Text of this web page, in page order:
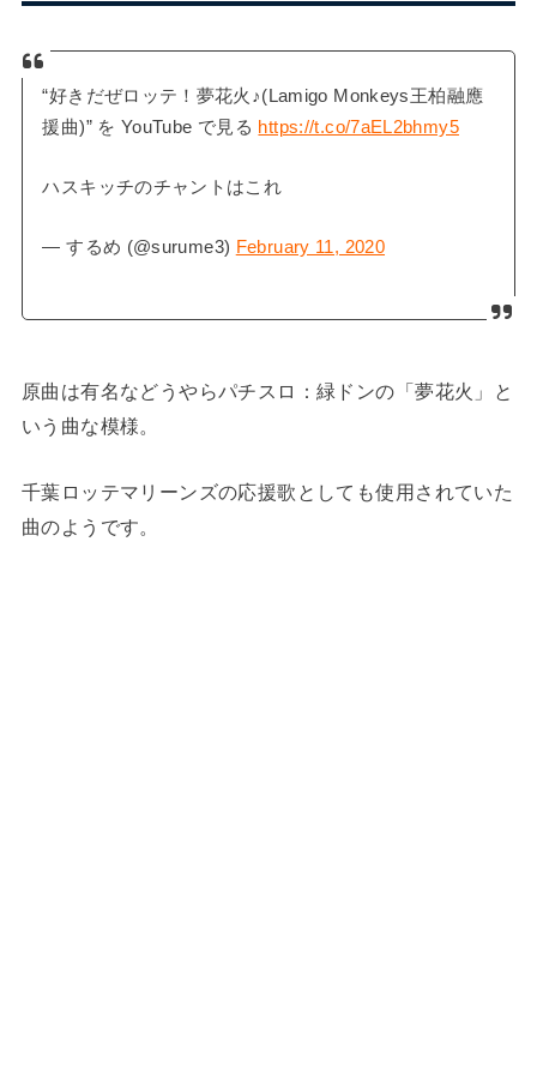
“好きだぜロッテ！夢花火♪(Lamigo Monkeys王柏融應
援曲)” を YouTube で見る https://t.co/7aEL2bhmy5
ハスキッチのチャントはこれ
— するめ (@surume3) February 11, 2020
原曲は有名などうやらパチスロ：緑ドンの「夢花火」と
いう曲な模様。
千葉ロッテマリーンズの応援歌としても使用されていた
曲のようです。